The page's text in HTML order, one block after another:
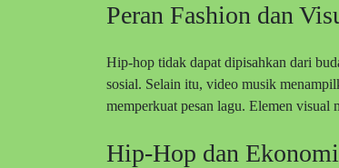
Peran Fashion dan
Hip-hop tidak dapat dipisahkan dari
sosial. Selain itu, video musik
memperkuat pesan lagu. Elemen visual
Hip-Hop dan